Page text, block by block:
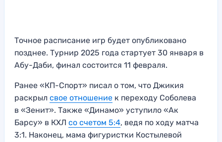
Точное расписание игр будет опубликовано
позднее. Турнир 2025 года стартует 30 января в
Абу-Даби, финал состоится 11 февраля.
Ранее «КП-Спорт» писал о том, что Джикия
раскрыл свое отношение к переходу Соболева
в «Зенит». Также «Динамо» уступило «Ак
Барсу» в КХЛ со счетом 5:4, ведя по ходу матча
3:1. Наконец, мама фигуристки Костылевой